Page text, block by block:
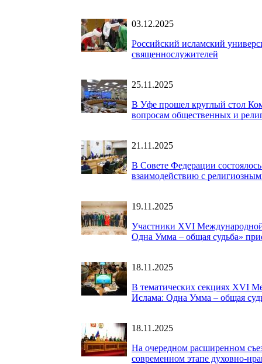
03.12.2025
Российский исламский
священнослужителей
25.11.2025
В Уфе прошел круглый стол
вопросам общественных и
21.11.2025
В Совете Федерации
взаимодействию с
19.11.2025
Участники XVI
Одна Умма – общая судьба»
18.11.2025
В тематических секциях XVI
Ислама: Одна Умма – общая
18.11.2025
На очередном расширенном
современном этапе духовно-